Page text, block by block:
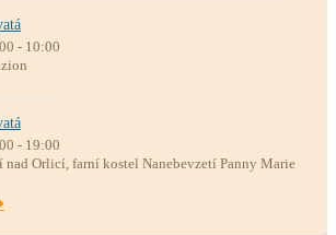
- 10:00
- 19:00
nad Orlicí, farní kostel Nanebevzetí Panny Marie